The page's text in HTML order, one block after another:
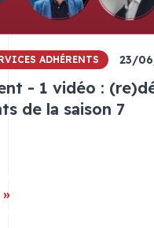
ADHÉRENTS 23/
- 1 vidéo :
de la saison 7
»